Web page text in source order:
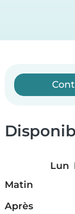
Lun
Matin
Après